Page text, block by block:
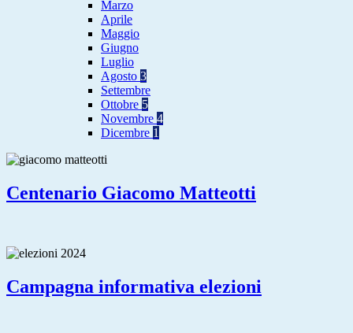
Marzo
Aprile
Maggio
Giugno
Luglio
Agosto 3
Settembre
Ottobre 5
Novembre 4
Dicembre 1
Centenario Giacomo Matteotti
Campagna informativa elezioni